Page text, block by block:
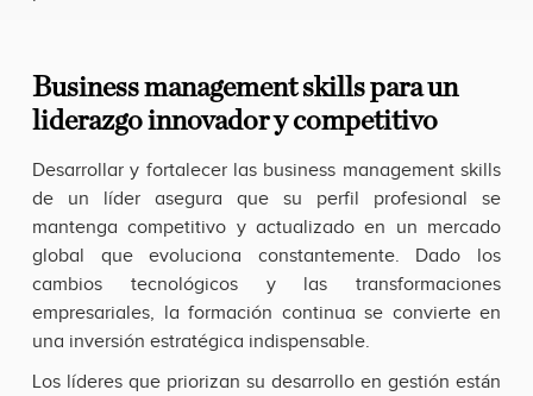
Business management skills para un
liderazgo innovador y competitivo
Desarrollar y fortalecer las business management skills
de un líder asegura que su perfil profesional se
mantenga competitivo y actualizado en un mercado
global que evoluciona constantemente. Dado los
cambios tecnológicos y las transformaciones
empresariales, la formación continua se convierte en
una inversión estratégica indispensable.
Los líderes que priorizan su desarrollo en gestión están